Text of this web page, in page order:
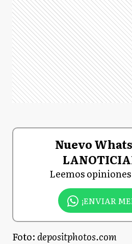
Nuevo
Leemos
¡ENVIAR
Foto:depositphotos.com